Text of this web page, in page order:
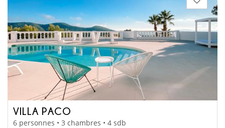
VILLA PACO
6 personnes • 3 chambres • 4 sdb